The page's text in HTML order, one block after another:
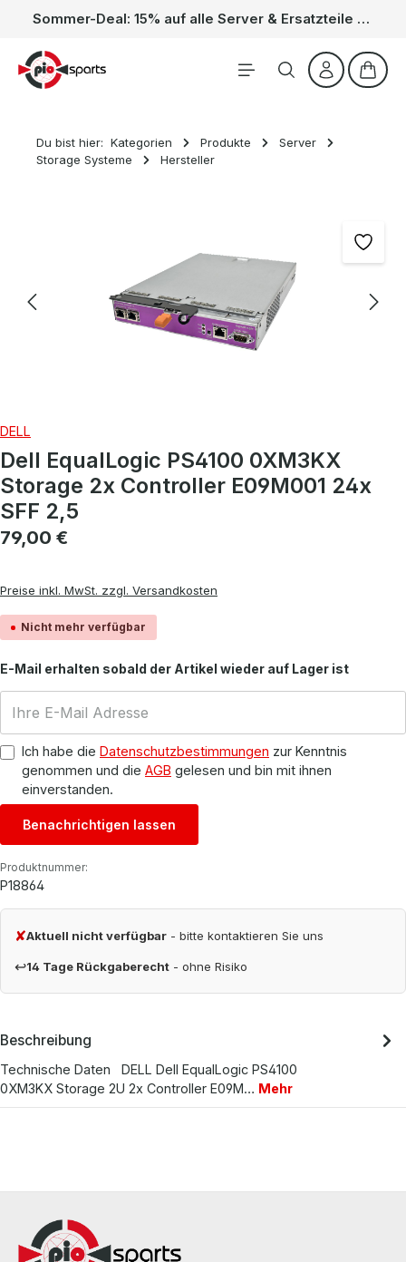
Zum Hauptinhalt springen Sommer-Deal: 15% auf alle Server & Ersatzteile – Kein Code nötig, der Rabatt wird automatisch im Warenkorb abgezogen. Gültig vom 01.06. bis 31.08.
Du bist hier: Kategorien Produkte
Server
Storage Systeme
Hersteller
DELL
Dell EqualLogic PS4100 0XM3KX
Storage 2x Controller E09M001 24x
SFF 2,5
Regulärer Preis:
79,00 €
Preise inkl. MwSt. zzgl. Versandkosten
Nicht mehr verfügbar
E-Mail erhalten sobald der Artikel wieder auf Lager ist
Ich habe die Datenschutzbestimmungen zur Kenntnis
genommen und die AGB gelesen und bin mit ihnen
einverstanden.
Benachrichtigen lassen
Produktnummer:
P18864
✘Aktuell nicht verfügbar - bitte kontaktieren Sie uns
↩14 Tage Rückgaberecht - ohne Risiko
Beschreibung
Technische Daten DELL Dell EqualLogic PS4100
0XM3KX Storage 2U 2x Controller E09M… Mehr